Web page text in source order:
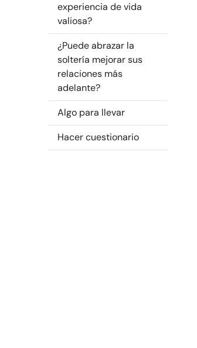
experiencia de vida
valiosa?
¿Puede abrazar la
soltería mejorar sus
relaciones más
adelante?
Algo para llevar
Hacer cuestionario